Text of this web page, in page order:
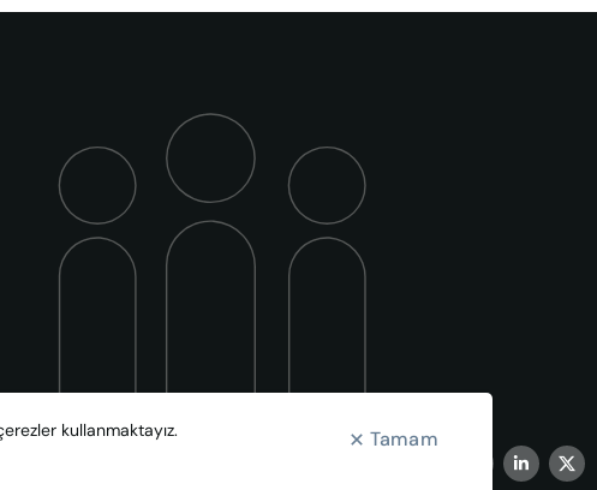
kullanmaktayız.
Tamam